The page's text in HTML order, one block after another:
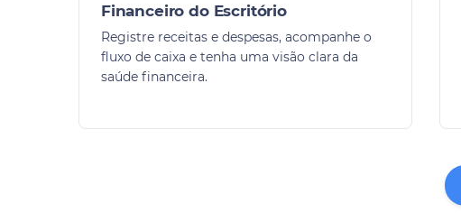
Financeiro do Escritório
Registre receitas e despesas, acompanhe o
fluxo de caixa e tenha uma visão clara da
saúde financeira.